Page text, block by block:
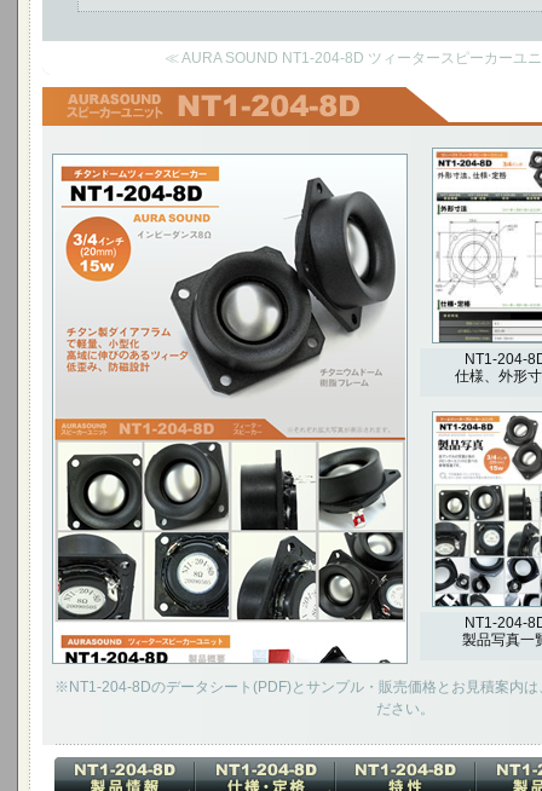
≪ AURA SOUND NT1-204-8D ツィータースピーカーユ
チタンドームツィータースピーカー
3/4インチ(20mm) 15W インピーダンス8Ω
チタン製ダイアフラムで軽量、小型化
高域に伸びのあるツィータ
低歪み、防磁設計
チタニウムドーム、樹脂フレーム
NT1-204-
仕様、外形
NT1-204-
製品写真一
※NT1-204-8Dのデータシート(PDF)とサンプル・販売価格とお見積案内
ださい。